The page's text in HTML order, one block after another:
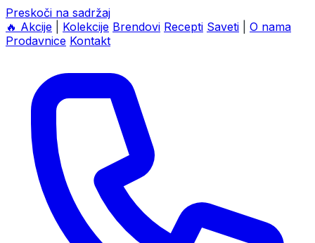
Preskoči na sadržaj
🔥 Akcije Kolekcije Brendovi Recepti Saveti
O nama
Prodavnice Kontakt